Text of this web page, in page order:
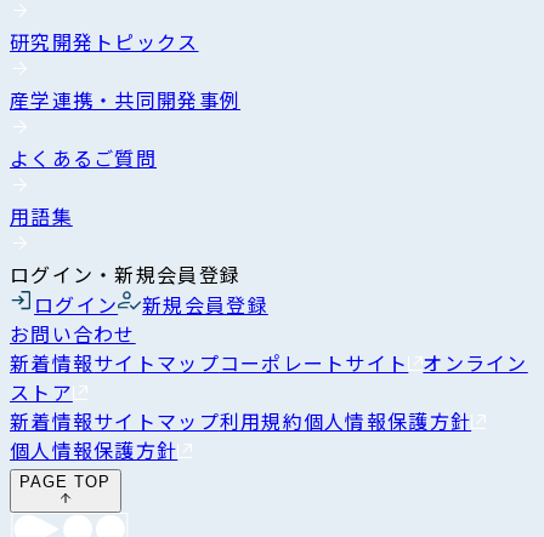
研究開発トピックス
産学連携・共同開発事例
よくあるご質問
用語集
ログイン・新規会員登録
ログイン
新規会員登録
お問い合わせ
新着情報サイトマップコーポレートサイト オンライン
ストア
新着情報サイトマップ利用規約個人情報保護方針
個人情報保護方針
PAGE TOP